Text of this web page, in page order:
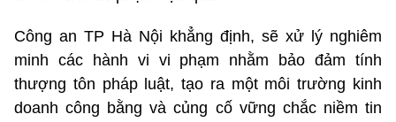
Công an TP Hà Nội khẳng định, sẽ xử lý nghiêm
minh các hành vi vi phạm nhằm bảo đảm tính
thượng tôn pháp luật, tạo ra một môi trường kinh
doanh công bằng và củng cố vững chắc niềm tin